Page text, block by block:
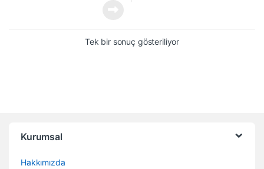
Tek bir sonuç gösteriliyor
Kurumsal
Hakkımızda